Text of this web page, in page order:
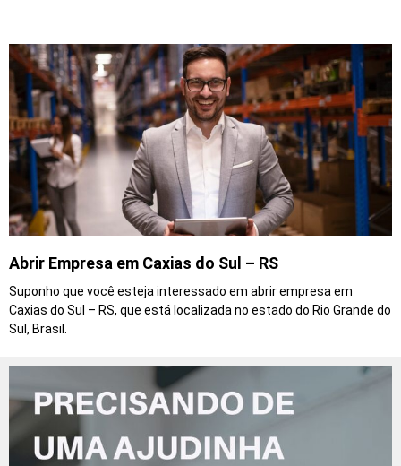
Abrir Empresa em Caxias do Sul – RS
Suponho que você esteja interessado em abrir empresa em
Caxias do Sul – RS, que está localizada no estado do Rio Grande do
Sul, Brasil.